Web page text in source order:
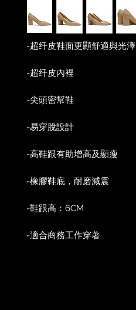
-超纤皮鞋面更顯舒適與光澤
-超纤皮內裡
-尖頭密幫鞋
-易穿脫設計
-高鞋跟有助增高及顯瘦
-橡膠鞋底，耐磨減震
-鞋跟高：6CM
-適合商務工作穿著